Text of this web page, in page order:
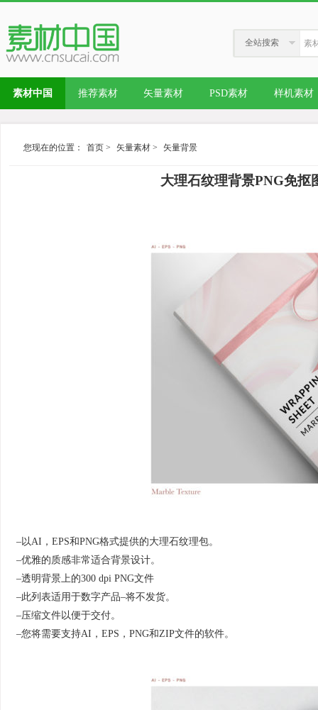
全站搜索
素材中国 推荐素材 矢量素材 PSD素材 样机素材
您现在的位置： 首页 > 矢量素材 > 矢量背景
大理石纹理背景PNG免抠
–以AI，EPS和PNG格式提供的大理石纹理包。
–优雅的质感非常适合背景设计。
–透明背景上的300 dpi PNG文件
–此列表适用于数字产品–将不发货。
–压缩文件以便于交付。
–您将需要支持AI，EPS，PNG和ZIP文件的软件。